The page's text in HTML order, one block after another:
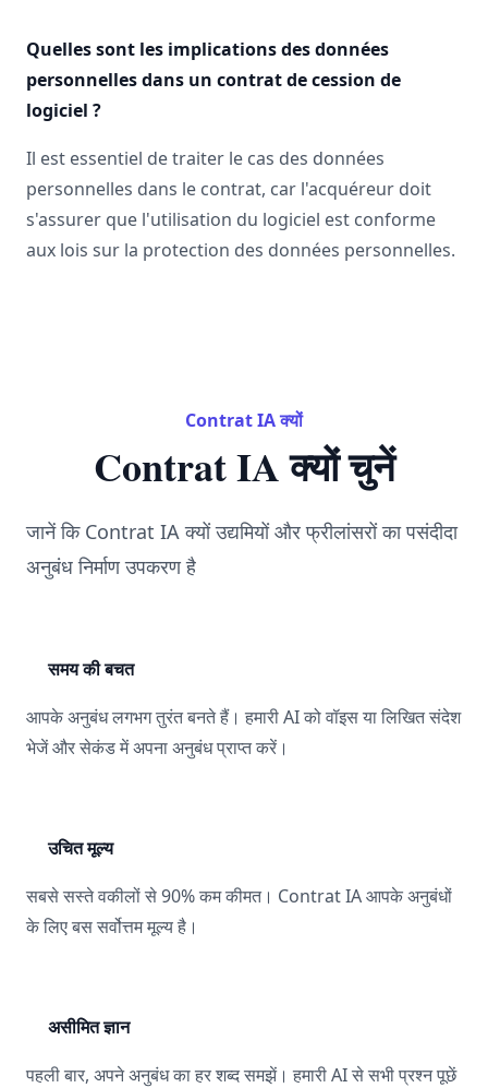
Quelles sont les implications des données
personnelles dans un contrat de cession de
logiciel ?
Il est essentiel de traiter le cas des données
personnelles dans le contrat, car l'acquéreur doit
s'assurer que l'utilisation du logiciel est conforme
aux lois sur la protection des données personnelles.
Contrat IA क्यों
Contrat IA क्यों चुनें
जानें कि Contrat IA क्यों उद्यमियों और फ्रीलांसरों का पसंदीदा
अनुबंध निर्माण उपकरण है
समय की बचत
आपके अनुबंध लगभग तुरंत बनते हैं। हमारी AI को वॉइस या लिखित संदेश
भेजें और सेकंड में अपना अनुबंध प्राप्त करें।
उचित मूल्य
सबसे सस्ते वकीलों से 90% कम कीमत। Contrat IA आपके अनुबंधों
के लिए बस सर्वोत्तम मूल्य है।
असीमित ज्ञान
पहली बार, अपने अनुबंध का हर शब्द समझें। हमारी AI से सभी प्रश्न पूछें